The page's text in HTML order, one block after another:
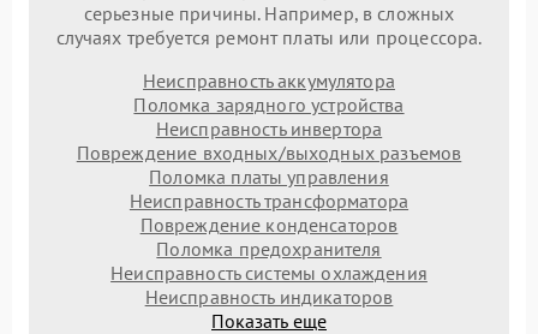
серьезные причины. Например, в сложных
случаях требуется ремонт платы или процессора.
Неисправность аккумулятора
Поломка зарядного устройства
Неисправность инвертора
Повреждение входных/выходных разъемов
Поломка платы управления
Неисправность трансформатора
Повреждение конденсаторов
Поломка предохранителя
Неисправность системы охлаждения
Неисправность индикаторов
Показать еще